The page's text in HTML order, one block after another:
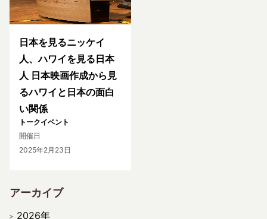
日本を見るニッケイ
人、ハワイを見る日本
人 日本映画作成から見
るハワイと日本の面白
い関係
トークイベント
開催日
2025年2月23日
アーカイブ
2026年